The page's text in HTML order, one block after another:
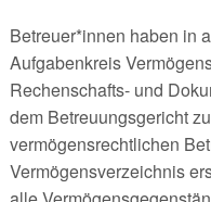
Betreuer*innen haben in
Aufgabenkreis
Rechenschafts- und
dem Betreuungsgericht
vermögensrechtlichen
Vermögensverzeichnis